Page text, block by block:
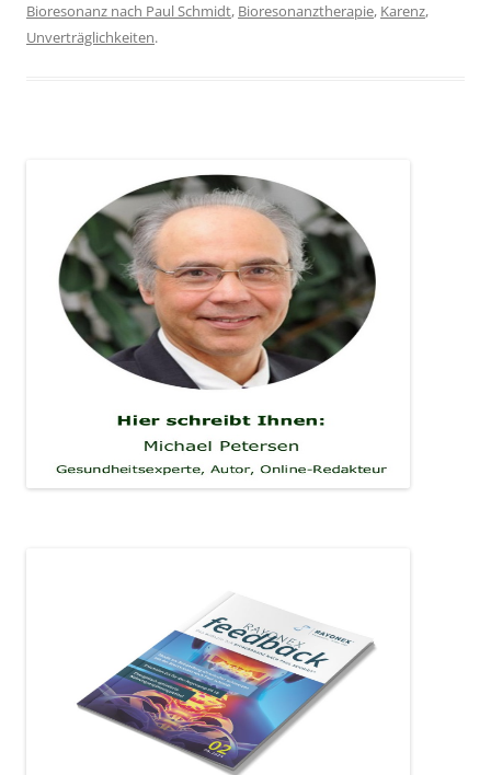
Bioresonanz nach Paul Schmidt, Bioresonanztherapie, Karenz,
Unverträglichkeiten.